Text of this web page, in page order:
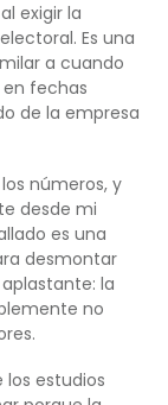
exigir la
Es una
a cuando
fechas
de la empresa
números, y
desde mi
es una
desmontar
la
no
los estudios